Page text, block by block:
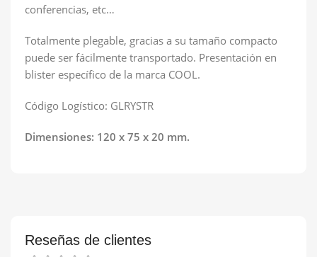
conferencias, etc…
Totalmente plegable, gracias a su tamaño compacto
puede ser fácilmente transportado. Presentación en
blister específico de la marca COOL.
Código Logístico: GLRYSTR
Dimensiones: 120 x 75 x 20 mm.
Reseñas de clientes